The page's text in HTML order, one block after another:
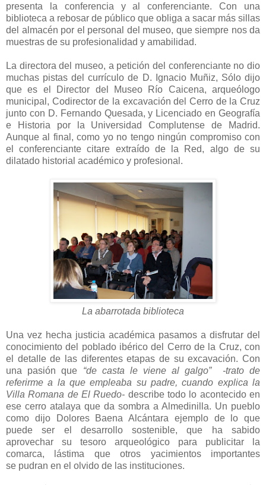
presenta la conferencia y al conferenciante. Con una
biblioteca a rebosar de público que obliga a sacar más sillas
del almacén por el personal del museo, que siempre nos da
muestras de su profesionalidad y amabilidad.
La directora del museo, a petición del conferenciante no dio
muchas pistas del currículo de D. Ignacio Muñiz, Sólo dijo
que es el Director del Museo Río Caicena, arqueólogo
municipal, Codirector de la excavación del Cerro de la Cruz
junto con D. Fernando Quesada, y Licenciado en Geografía
e Historia por la Universidad Complutense de Madrid.
Aunque al final, como yo no tengo ningún compromiso con
el conferenciante citare extraído de la Red, algo de su
dilatado historial académico y profesional.
La abarrotada biblioteca
Una vez hecha justicia académica pasamos a disfrutar del
conocimiento del poblado ibérico del Cerro de la Cruz, con
el detalle de las diferentes etapas de su excavación. Con
una pasión que “de casta le viene al galgo”
-trato de
referirme a la que empleaba su padre, cuando explica la
Villa Romana de El Ruedo- describe todo lo acontecido en
ese cerro atalaya que da sombra a Almedinilla. Un pueblo
como dijo Dolores Baena Alcántara ejemplo de lo que
puede ser el desarrollo sostenible, que ha sabido
aprovechar su tesoro arqueológico para publicitar la
comarca, lástima que otros yacimientos importantes
se pudran en el olvido de las instituciones.